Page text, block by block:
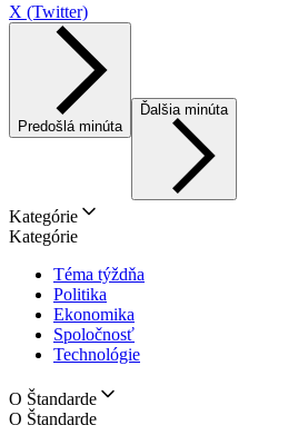
X (Twitter)
Predošlá minúta
Ďalšia minúta
Kategórie
Kategórie
Téma týždňa
Politika
Ekonomika
Spoločnosť
Technológie
O Štandarde
O Štandarde